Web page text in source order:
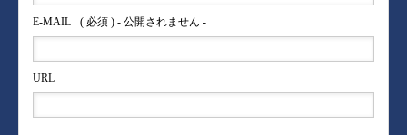
E-MAIL ( 必須 ) - 公開されません -
URL